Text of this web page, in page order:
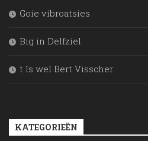
Goie vibroatsies
Big in Delfziel
t Is wel Bert Visscher
KATEGORIEËN